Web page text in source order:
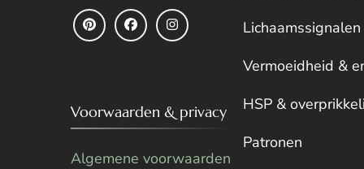
Voorwaarden & privacy
Algemene voorwaarden
Lichaamssignalen
Vermoeidheid &
HSP &
Patronen